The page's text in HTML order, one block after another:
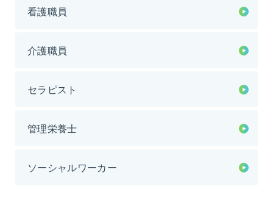
看護職員
介護職員
セラピスト
管理栄養士
ソーシャルワーカー